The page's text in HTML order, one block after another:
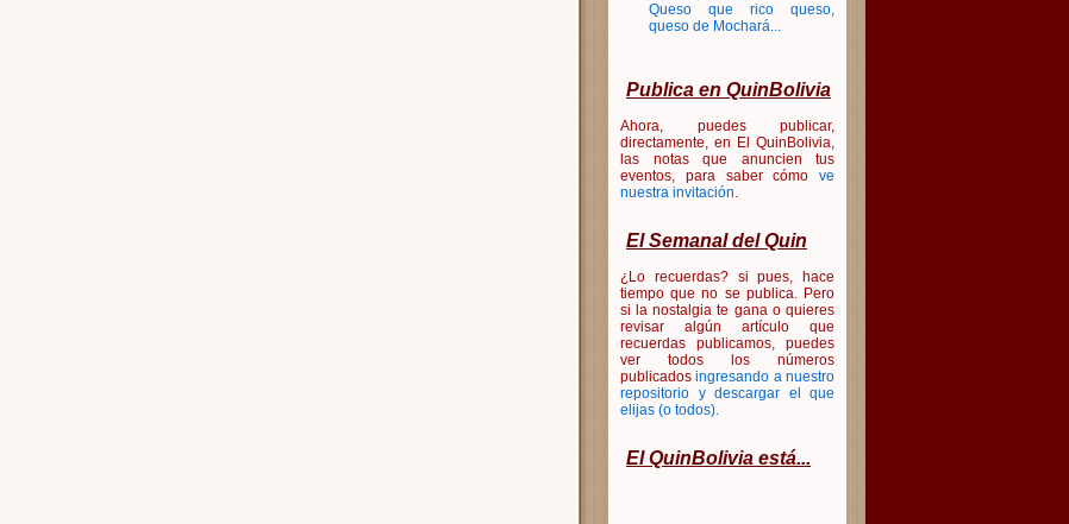
Queso que rico queso,
queso de Mochará...
Publica en QuinBolivia
Ahora, puedes publicar,
directamente, en El QuinBolivia,
las notas que anuncien tus
eventos, para saber cómo ve
nuestra invitación
El Semanal del Quin
¿Lo recuerdas? si pues, hace
tiempo que no se publica. Pero
si la nostalgia te gana o quieres
revisar algún artículo que
recuerdas publicamos, puedes
ver todos los números
publicados ingresando a nuestro
repositorio y descargar el que
elijas (o todos)
El QuinBolivia está...